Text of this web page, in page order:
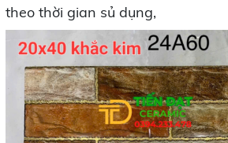
theo thời gian sủ dụng,